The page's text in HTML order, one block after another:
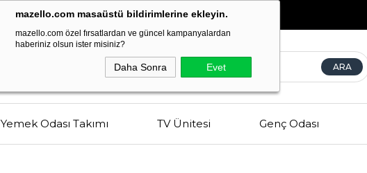
mazello.com masaüstü bildirimlerine ekleyin.
mazello.com özel fırsatlardan ve güncel kampanyalardan
haberiniz olsun ister misiniz?
Daha Sonra Evet
EstetikveKaliteninBuluşma Noktası
Yemek Odası Takımı TV Ünitesi Genç Odası